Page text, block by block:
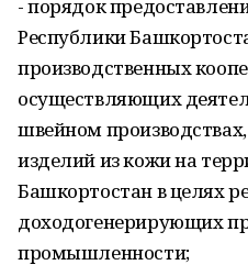
- порядок
Республики
производственных
осуществляющих
швейном
изделий из кожи на
Башкортостан в целях
доходогенерирующих
промышленности;